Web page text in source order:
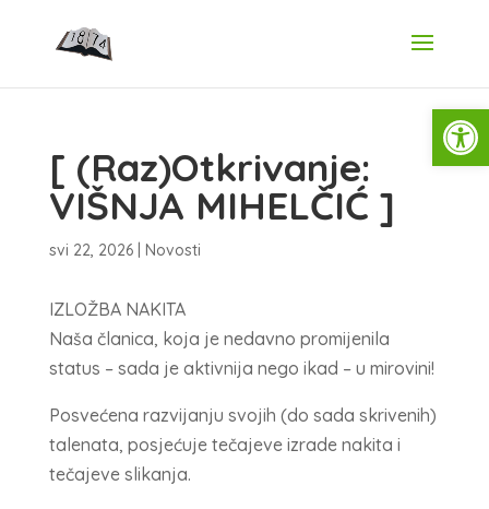
[ (Raz)Otkrivanje:
VIŠNJA MIHELČIĆ ]
svi 22, 2026| Novosti
IZLOŽBA NAKITA
Naša članica, koja je nedavno promijenila
status – sada je aktivnija nego ikad – u mirovini!
Posvećena razvijanju svojih (do sada skrivenih)
talenata, posjećuje tečajeve izrade nakita i
tečajeve slikanja.